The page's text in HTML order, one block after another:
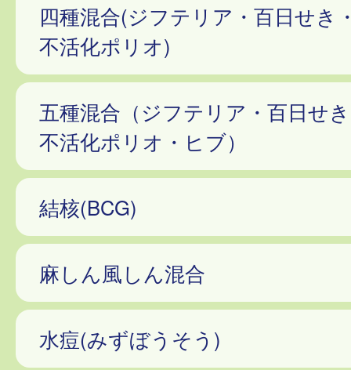
四種混合(ジフテリア・百日せき
不活化ポリオ)
五種混合（ジフテリア・百日せ
不活化ポリオ・ヒブ）
結核(BCG)
麻しん風しん混合
水痘(みずぼうそう)